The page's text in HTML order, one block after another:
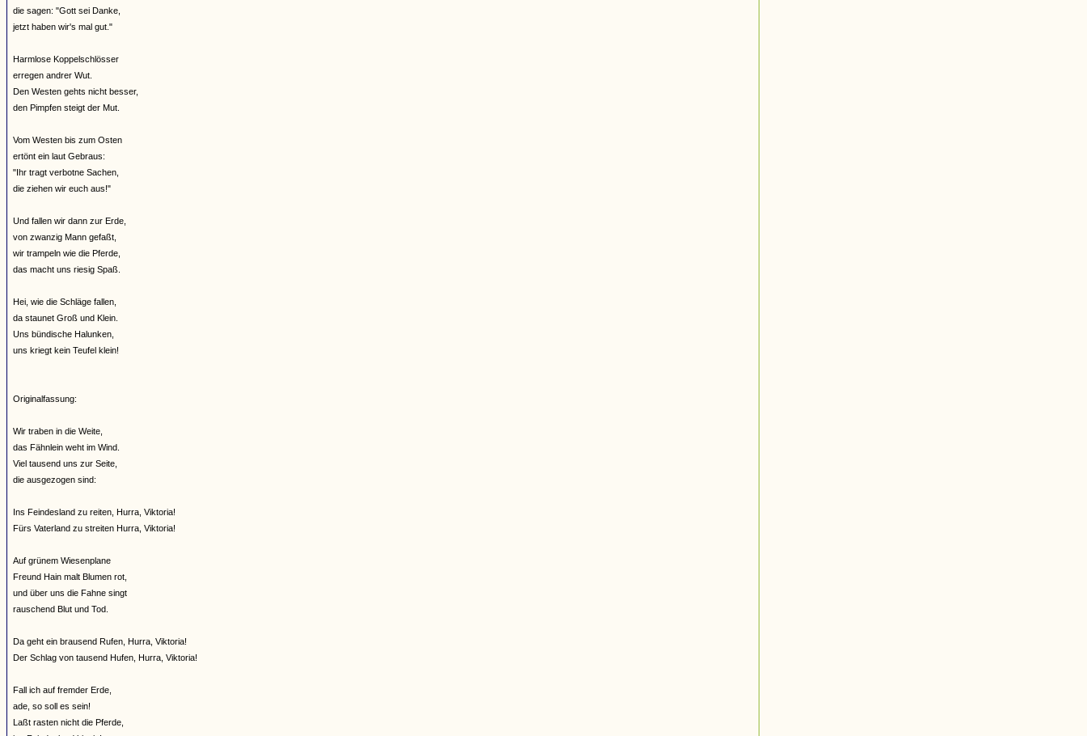
die sagen: "Gott sei Danke,
jetzt haben wir's mal gut."
Harmlose Koppelschlösser
erregen andrer Wut.
Den Westen gehts nicht besser,
den Pimpfen steigt der Mut.
Vom Westen bis zum Osten
ertönt ein laut Gebraus:
"Ihr tragt verbotne Sachen,
die ziehen wir euch aus!"
Und fallen wir dann zur Erde,
von zwanzig Mann gefaßt,
wir trampeln wie die Pferde,
das macht uns riesig Spaß.
Hei, wie die Schläge fallen,
da staunet Groß und Klein.
Uns bündische Halunken,
uns kriegt kein Teufel klein!
Originalfassung:
Wir traben in die Weite,
das Fähnlein weht im Wind.
Viel tausend uns zur Seite,
die ausgezogen sind:
Ins Feindesland zu reiten, Hurra, Viktoria!
Fürs Vaterland zu streiten Hurra, Viktoria!
Auf grünem Wiesenplane
Freund Hain malt Blumen rot,
und über uns die Fahne singt
rauschend Blut und Tod.
Da geht ein brausend Rufen, Hurra, Viktoria!
Der Schlag von tausend Hufen, Hurra, Viktoria!
Fall ich auf fremder Erde,
ade, so soll es sein!
Laßt rasten nicht die Pferde,